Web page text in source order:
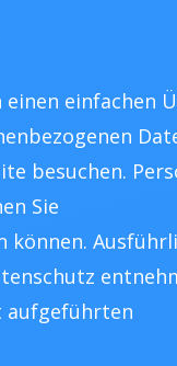
einen einfachen
besuchen.
Sie
aufgeführten